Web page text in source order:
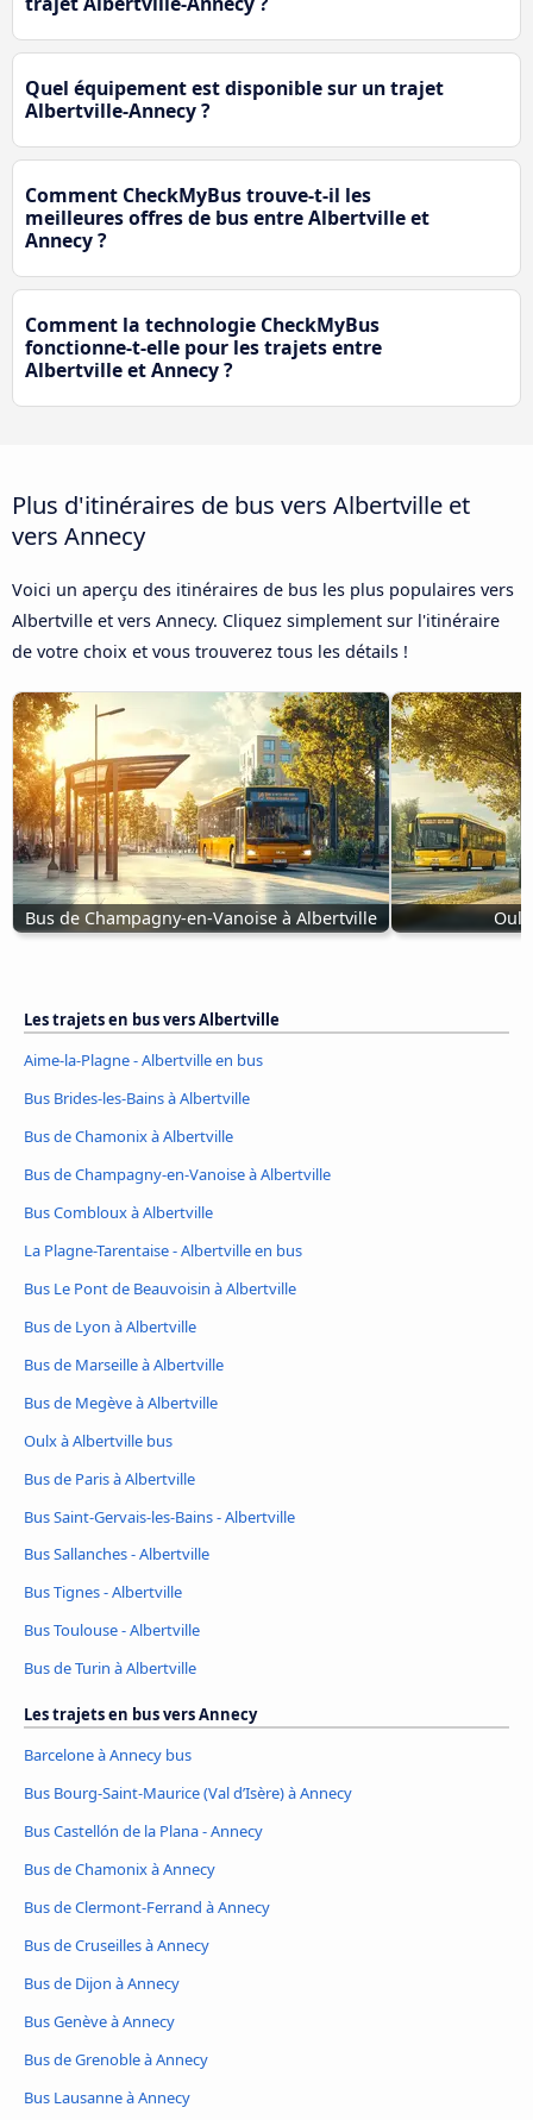
Quel équipement est disponible sur un trajet
Albertville-Annecy ?
Comment CheckMyBus trouve-t-il les
meilleures offres de bus entre Albertville et
Annecy ?
Comment la technologie CheckMyBus
fonctionne-t-elle pour les trajets entre
Albertville et Annecy ?
Plus d'itinéraires de bus vers Albertville et
vers Annecy
Voici un aperçu des itinéraires de bus les plus populaires vers
Albertville et vers Annecy. Cliquez simplement sur l'itinéraire
de votre choix et vous trouverez tous les détails !
Bus de Champagny-en-Vanoise à Albertville
Les trajets en bus vers Albertville
Aime-la-Plagne - Albertville en bus
Bus Brides-les-Bains à Albertville
Bus de Chamonix à Albertville
Bus de Champagny-en-Vanoise à Albertville
Bus Combloux à Albertville
La Plagne-Tarentaise - Albertville en bus
Bus Le Pont de Beauvoisin à Albertville
Bus de Lyon à Albertville
Bus de Marseille à Albertville
Bus de Megève à Albertville
Oulx à Albertville bus
Bus de Paris à Albertville
Bus Saint-Gervais-les-Bains - Albertville
Bus Sallanches - Albertville
Bus Tignes - Albertville
Bus Toulouse - Albertville
Bus de Turin à Albertville
Les trajets en bus vers Annecy
Barcelone à Annecy bus
Bus Bourg-Saint-Maurice (Val d’Isère) à Annecy
Bus Castellón de la Plana - Annecy
Bus de Chamonix à Annecy
Bus de Clermont-Ferrand à Annecy
Bus de Cruseilles à Annecy
Bus de Dijon à Annecy
Bus Genève à Annecy
Bus de Grenoble à Annecy
Bus Lausanne à Annecy